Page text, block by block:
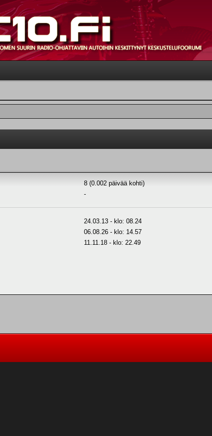
8 (0.002 päivää kohti)
-
24.03.13 - klo: 08.24
06.08.26 - klo: 14.57
11.11.18 - klo: 22.49